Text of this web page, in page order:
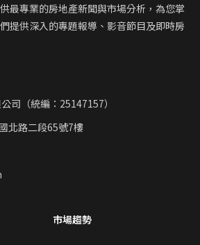
最專業的房地產新聞與市場分析，為您掌
提供深入的專題報導、影音節目及即時房
司（統編：25147157）
北路二段65號7樓
市場趨勢